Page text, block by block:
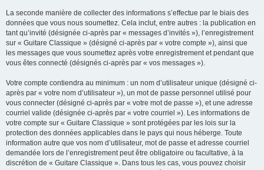
La seconde manière de collecter des informations s’effectue par le biais des
données que vous nous soumettez. Cela inclut, entre autres : la publication en
tant qu’invité (désignée ci-après par « messages d’invités »), l’enregistrement
sur « Guitare Classique » (désigné ci-après par « votre compte »), ainsi que
les messages que vous soumettez après votre enregistrement et pendant que
vous êtes connecté (désignés ci-après par « vos messages »).
Votre compte contiendra au minimum : un nom d’utilisateur unique (désigné ci-
après par « votre nom d’utilisateur »), un mot de passe personnel utilisé pour
vous connecter (désigné ci-après par « votre mot de passe »), et une adresse
courriel valide (désignée ci-après par « votre courriel »). Les informations de
votre compte sur « Guitare Classique » sont protégées par les lois sur la
protection des données applicables dans le pays qui nous héberge. Toute
information autre que vos nom d’utilisateur, mot de passe et adresse courriel
demandée lors de l’enregistrement peut être obligatoire ou facultative, à la
discrétion de « Guitare Classique ». Dans tous les cas, vous pouvez choisir